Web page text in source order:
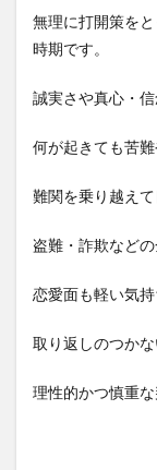
無理に打開策を
時期です。
誠実さや真心・信
何が起きても苦
難関を乗り越え
盗難・詐欺など
恋愛面も軽い気
取り返しのつか
理性的かつ慎重な